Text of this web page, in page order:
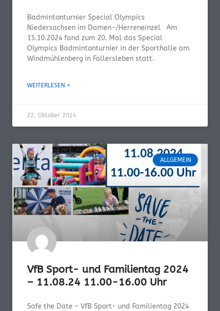
Badmintonturnier Special Olympics
Niedersachsen im Damen-/Herreneinzel Am
15.10.2024 fand zum 20. Mal das Special
Olympics Badmintonturnier in der Sporthalle am
Windmühlenberg in Fallersleben statt.
WEITERLESEN »
22. Oktober 2024
ALLGEMEIN
VfB Sport- und Familientag 2024
– 11.08.24 11.00-16.00 Uhr
Safe the Date – VfB Sport- und Familientag 2024